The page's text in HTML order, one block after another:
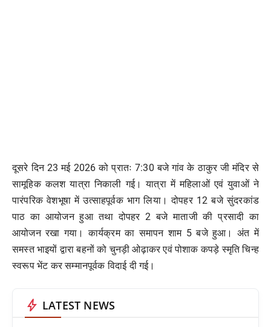
दूसरे दिन 23 मई 2026 को प्रातः 7:30 बजे गांव के ठाकुर जी मंदिर से
सामूहिक कलश यात्रा निकाली गई। यात्रा में महिलाओं एवं युवाओं ने
पारंपरिक वेशभूषा में उत्साहपूर्वक भाग लिया। दोपहर 12 बजे सुंदरकांड
पाठ का आयोजन हुआ तथा दोपहर 2 बजे माताजी की प्रसादी का
आयोजन रखा गया। कार्यक्रम का समापन शाम 5 बजे हुआ। अंत में
समस्त भाइयों द्वारा बहनों को चुनड़ी ओढ़ाकर एवं पोशाक कपड़े स्मृति चिन्ह
स्वरूप भेंट कर सम्मानपूर्वक विदाई दी गई।
bolt LATEST NEWS